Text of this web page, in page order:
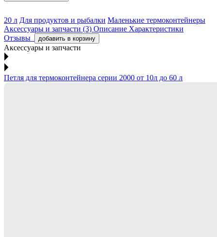
20 л Для продуктов и рыбалки Маленькие термоконтейнеры
Аксессуары и запчасти (3) Описание Характеристики
Отзывы
добавить в корзину
Аксессуары и запчасти
Петля для термоконтейнера серии 2000 от 10л до 60 л